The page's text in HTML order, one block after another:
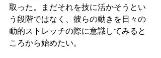
取った。まだそれを技に活かそうとい
う段階ではなく、彼らの動きを日々の
動的ストレッチの際に意識してみると
ころから始めたい。